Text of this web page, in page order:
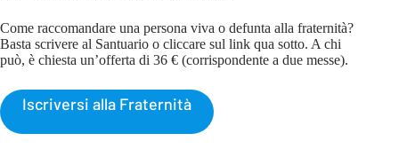
Come raccomandare una persona viva o defunta alla fraternità?
Basta scrivere al Santuario o cliccare sul link qua sotto. A chi
può, è chiesta un’offerta di 36 € (corrispondente a due messe).
Iscriversi alla Fraternità